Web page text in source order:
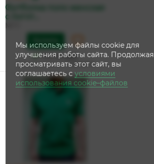
Футболка поло женская
с логот...
На складе
Дата доставки:11 августа
Мы используем файлы cookie для
улучшения работы сайта. Продолжая
просматривать этот сайт, вы
соглашаетесь сусловиями
использования cookie–файлов